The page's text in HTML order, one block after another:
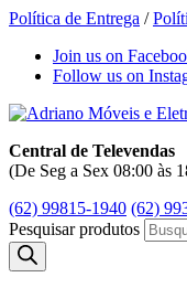
Política de Entrega /
Join us on
Follow us on
Central de Televendas
(De Seg a Sex 08:00 às
(62) 99815-1940 (62)
Pesquisar produtos